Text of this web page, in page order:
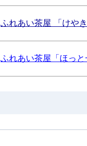
ふれあい茶屋 「けや
ふれあい茶屋「ほっ